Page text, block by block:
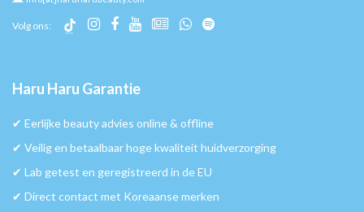
Volg ons:
Haru Haru Garantie
✔︎ Eerlijke beauty advies online & offline
✔︎ Veilig en betaalbaar hoge kwaliteit huidverzorging
✔︎ Lab getest en geregistreerd in de EU
✔︎ Direct contact met Koreaanse merken